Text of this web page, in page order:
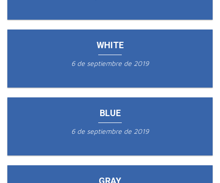
WHITE
6 de septiembre de 2019
BLUE
6 de septiembre de 2019
GRAY